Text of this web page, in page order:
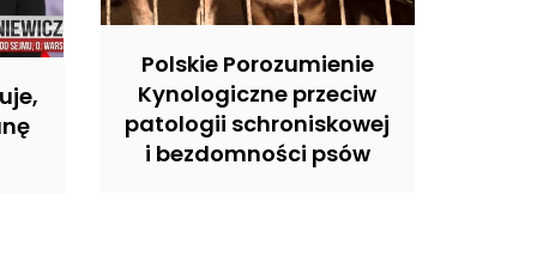
Polskie Porozumienie
Kynologiczne przeciw
patologii schroniskowej
i bezdomności psów